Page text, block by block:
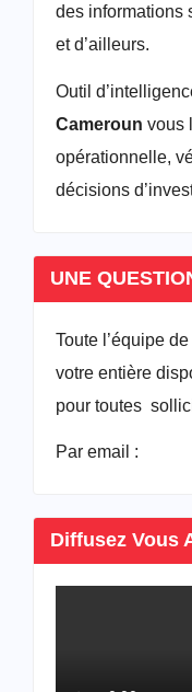
des informations
et d’ailleurs.
Outil
Cameroun vous
opérationnelle,
décisions
UNE
Toute l’équipe de
votre entière
pour toutes
Par email :
Diffusez Vous